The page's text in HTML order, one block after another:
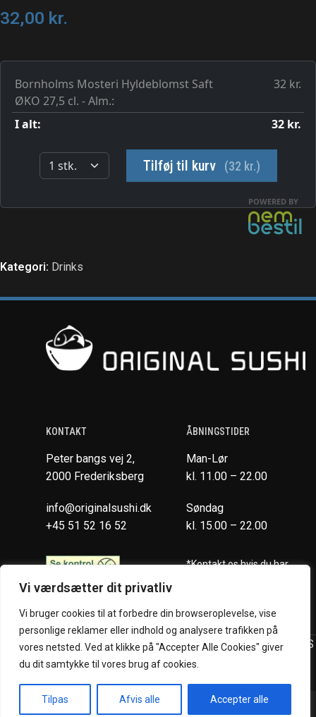
Vi værdsætter dit privatliv
Vi bruger cookies til at forbedre din browseroplevelse, vise
personlige reklamer eller indhold og analysere trafikken på
vores netsted. Ved at klikke på "Accepter Alle Cookies" giver
du dit samtykke til vores brug af cookies.
Tilpas Afvis alle Accepter alle
32,00 kr.
Kategori: Drinks
KONTAKT
Peter bangs vej 2,
2000 Frederiksberg
info@originalsushi.dk
+45 51 52 16 52
ÅBNINGSTIDER
Man-Lør
kl. 11.00 – 22.00
Søndag
kl. 15.00 – 22.00
*Kontakt os hvis du har
Original Sushi Restaurant @ 2024 | Powered byNemBestil ApS